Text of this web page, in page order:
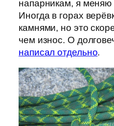
напарникам, я
Иногда в горах
камнями, но это
чем износ. О
написал отдельно.